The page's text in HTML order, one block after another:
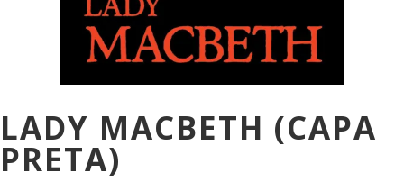
LADY MACBETH (CAPA
PRETA)